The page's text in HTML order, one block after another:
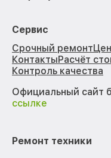
Сервис
Срочный ремонт
КонтактыРасчёт
Контроль качества
Официальный сайт
ссылке
Ремонт техники